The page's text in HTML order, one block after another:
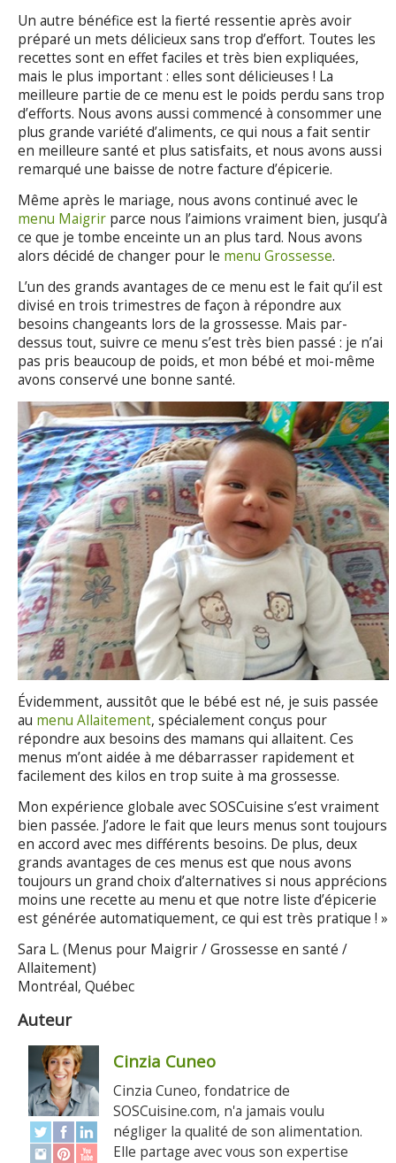
Un autre bénéfice est la fierté ressentie après avoir
préparé un mets délicieux sans trop d’effort. Toutes les
recettes sont en effet faciles et très bien expliquées,
mais le plus important : elles sont délicieuses ! La
meilleure partie de ce menu est le poids perdu sans trop
d’efforts. Nous avons aussi commencé à consommer une
plus grande variété d’aliments, ce qui nous a fait sentir
en meilleure santé et plus satisfaits, et nous avons aussi
remarqué une baisse de notre facture d’épicerie.
Même après le mariage, nous avons continué avec le
menu Maigrirparce nous l’aimions vraiment bien, jusqu’à
ce que je tombe enceinte un an plus tard. Nous avons
alors décidé de changer pour le menu Grossesse.
L’un des grands avantages de ce menu est le fait qu’il est
divisé en trois trimestres de façon à répondre aux
besoins changeants lors de la grossesse. Mais par-
dessus tout, suivre ce menu s’est très bien passé : je n’ai
pas pris beaucoup de poids, et mon bébé et moi-même
avons conservé une bonne santé.
Évidemment, aussitôt que le bébé est né, je suis passée
au menu Allaitement, spécialement conçus pour
répondre aux besoins des mamans qui allaitent. Ces
menus m’ont aidée à me débarrasser rapidement et
facilement des kilos en trop suite à ma grossesse.
Mon expérience globale avec SOSCuisine s’est vraiment
bien passée. J’adore le fait que leurs menus sont toujours
en accord avec mes différents besoins. De plus, deux
grands avantages de ces menus est que nous avons
toujours un grand choix d’alternatives si nous apprécions
moins une recette au menu et que notre liste d’épicerie
est générée automatiquement, ce qui est très pratique ! »
Sara L. (Menus pour Maigrir / Grossesse en santé /
Allaitement)
Montréal, Québec
Auteur
Cinzia Cuneo
Cinzia Cuneo, fondatrice de
SOSCuisine.com, n'a jamais voulu
négliger la qualité de son alimentation.
Elle partage avec vous son expertise